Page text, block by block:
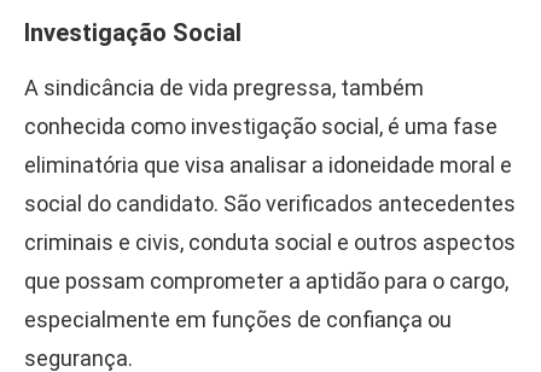
Investigação Social
A sindicância de vida pregressa, também
conhecida como investigação social, é uma fase
eliminatória que visa analisar a idoneidade moral e
social do candidato. São verificados antecedentes
criminais e civis, conduta social e outros aspectos
que possam comprometer a aptidão para o cargo,
especialmente em funções de confiança ou
segurança.